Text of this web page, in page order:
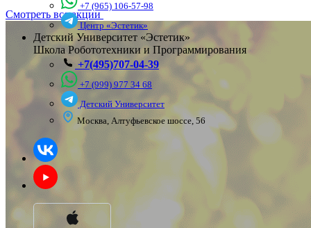
Смотреть все акции
+7 (965) 106-57-98
Центр «Эстетик»
Детский Университет «Эстетик»
Школа Робототехники и Программирования
+7(495)707-04-39
+7 (999) 977 34 68
Детский Университет
Москва, Алтуфьевское шоссе, 56